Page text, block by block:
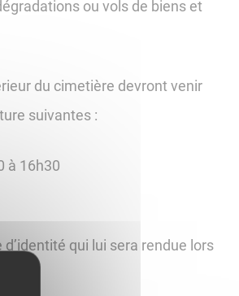
ou vols de biens et
du cimetière devront venir
suivantes :
à 16h30
qui lui sera rendue lors